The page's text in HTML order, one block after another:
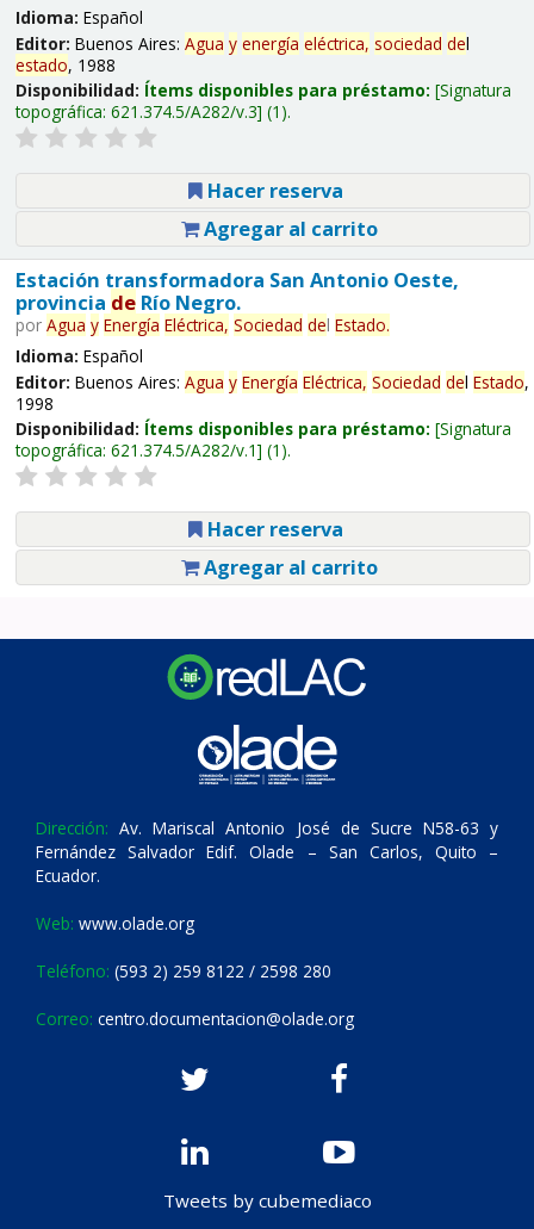
Idioma: Español
Editor: Buenos Aires: Agua y energía eléctrica, sociedad del
estado, 1988
Disponibilidad: Ítems disponibles para préstamo: Signatura
topográfica: 621.374.5/A282/v.3 (1).
Hacer reserva
Agregar al carrito
Estación transformadora San Antonio Oeste,
provincia deRío Negro.
por Agua y Energía Eléctrica, Sociedad del Estado.
Idioma: Español
Editor: Buenos Aires: Agua y Energía Eléctrica, Sociedad del Estado,
1998
Disponibilidad: Ítems disponibles para préstamo: Signatura
topográfica: 621.374.5/A282/v.1 (1).
Hacer reserva
Agregar al carrito
Dirección: Av. Mariscal Antonio José de Sucre N58-63 y
Fernández Salvador Edif. Olade – San Carlos, Quito –
Ecuador.
Web: www.olade.org
Teléfono: (593 2) 259 8122 / 2598 280
Correo: centro.documentacion@olade.org
Tweets by cubemediaco